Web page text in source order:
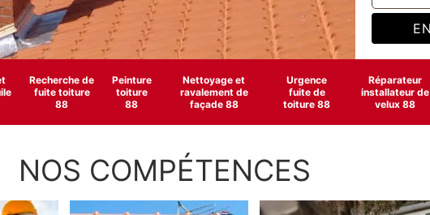
Recherche de
fuite toiture
88
Peinture
toiture
88
Nettoyage et
ravalement de
façade 88
Urgence
fuite de
toiture 88
Réparateur
installateur de
velux 88
NOS COMPÉTENCES